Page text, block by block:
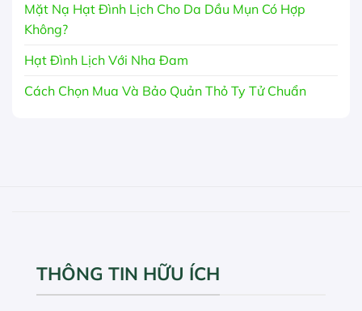
Mặt Nạ Hạt Đình Lịch Cho Da Dầu Mụn Có Hợp
Không?
Hạt Đình Lịch Với Nha Đam
Cách Chọn Mua Và Bảo Quản Thỏ Ty Tử Chuẩn
THÔNG TIN HỮU ÍCH